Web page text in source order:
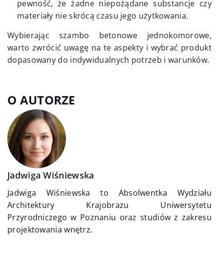
pewność, że żadne niepożądane substancje czy
materiały nie skrócą czasu jego użytkowania.
Wybierając szambo betonowe jednokomorowe,
warto zwrócić uwagę na te aspekty i wybrać produkt
dopasowany do indywidualnych potrzeb i warunków.
O AUTORZE
Jadwiga Wiśniewska
Jadwiga Wiśniewska to Absolwentka Wydziału
Architektury Krajobrazu Uniwersytetu
Przyrodniczego w Poznaniu oraz studiów z zakresu
projektowania wnętrz.